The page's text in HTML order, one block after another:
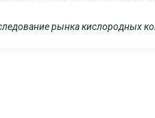
рынка кислородных